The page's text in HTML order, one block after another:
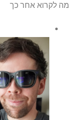
מה לקרוא אחר כך